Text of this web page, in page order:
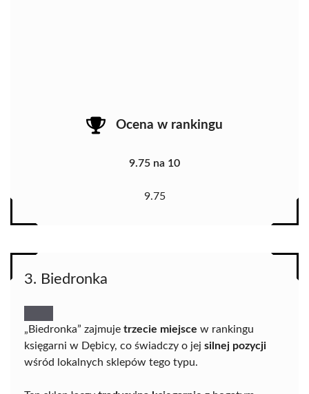
Ocena w rankingu
9.75 na 10
9.75
3. Biedronka
„Biedronka” zajmuje trzecie miejsce w rankingu
księgarni w Dębicy, co świadczy o jej silnej pozycji
wśród lokalnych sklepów tego typu.